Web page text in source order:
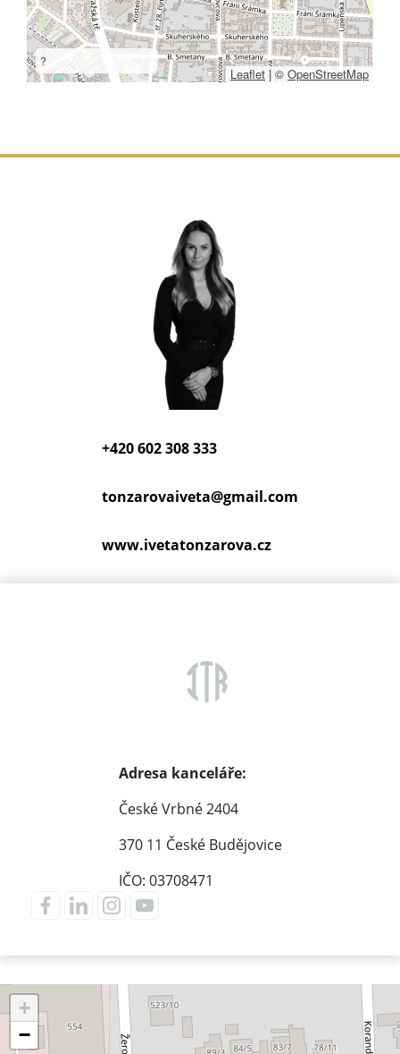
?
Leaflet |© OpenStreetMap
+420 602 308 333
tonzarovaiveta@gmail.com
www.ivetatonzarova.cz
Adresa kanceláře:
České Vrbné 2404
370 11 České Budějovice
IČO: 03708471
+
−